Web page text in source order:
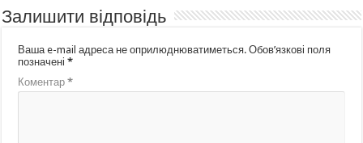
Залишити відповідь
Ваша e-mail адреса не оприлюднюватиметься. Обов’язкові поля
позначені*
Коментар*